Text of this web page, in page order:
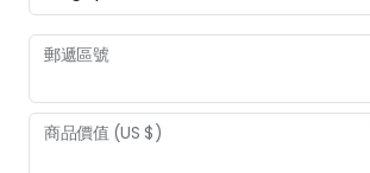
郵遞區號
商品價值 (US $)